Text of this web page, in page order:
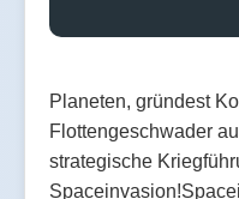
Planeten, gründest
Flottengeschwader
strategische